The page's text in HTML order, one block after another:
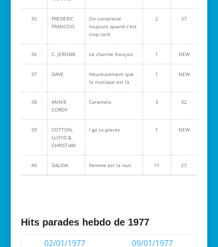
35
FREDERIC
FRANCOIS
On comprend
toujours quand c'est
trop tard
2 37
36 C. JEROME Le charme français 1 NEW
37 DAVE
Heureusement que
la musique est là
1 NEW
38
ANNIE
CORDY
Caramela 3 32
39
COTTON,
LLOYD &
CHRISTIAN
I go to pieces 1 NEW
40 DALIDA Femme est la nuit 11 27
Hits parades hebdo de 1977
02/01/1977
09/01/1977